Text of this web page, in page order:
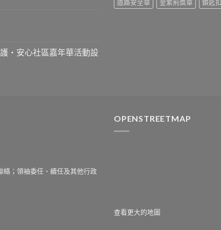
‧安心社區嘉年華活動設
道路安全章
金紫荊獎章 鎖匙扣
絡；領袖委任、續任及其他行政
OPENSTREETMAP
查看更大的地圖